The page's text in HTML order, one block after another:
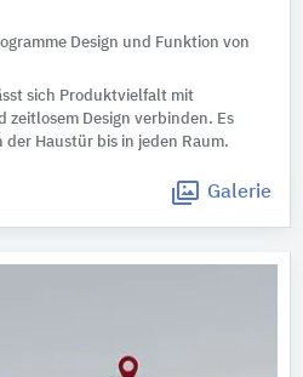
Design und Funktion von
sich Produktvielfalt mit
zeitlosem Design verbinden. Es
Haustür bis in jeden Raum.
Galerie